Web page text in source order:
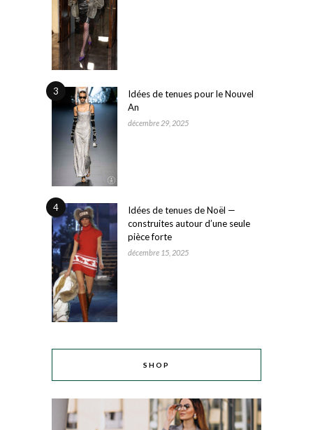
3
Idées de tenues pour le Nouvel
An
décembre 29, 2025
4
Idées de tenues de Noël —
construites autour d’une seule
pièce forte
décembre 15, 2025
SHOP